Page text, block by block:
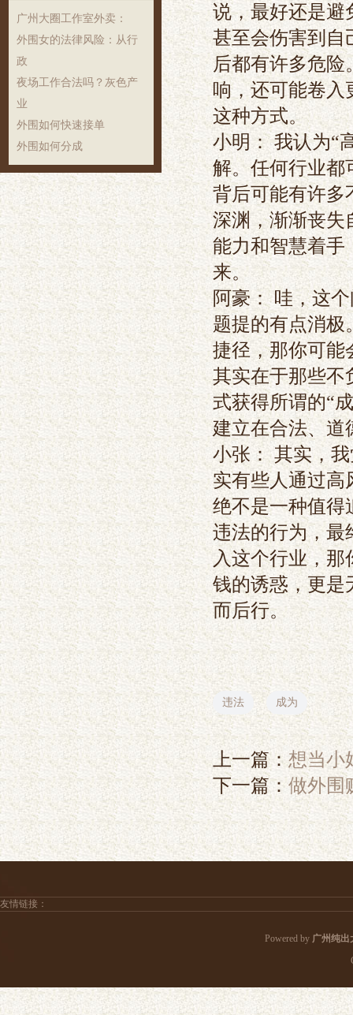
‌广州大圈工作室外卖‌：
外围女的法律风险：从行
政
夜场工作合法吗？灰色产
业
外围如何快速接单
外围如何分成
说，最好还是避
甚至会伤害到自
后都有许多危
响，还可能卷入
这种方式。
小明 ： 我认为“
解。任何行业都
背后可能有许多
深渊，渐渐丧失
能力和智慧着手
来。
阿豪： 哇，这
题提的有点消极
捷径，那你可能
其实在于那些不
式获得所谓的“
建立在合法、道
小张 ： 其实，
实有些人通过高
绝不是一种值得
违法的行为，最
入这个行业，那
钱的诱惑，更是
而后行。
违法 成为
上一篇：想当小
下一篇：做外围
友情链接：
Powered by 广州纯出